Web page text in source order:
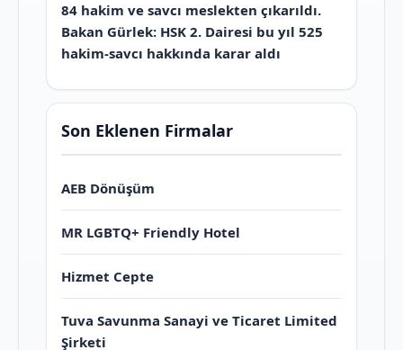
84 hakim ve savcı meslekten çıkarıldı.
Bakan Gürlek: HSK 2. Dairesi bu yıl 525
hakim-savcı hakkında karar aldı
Son Eklenen Firmalar
AEB Dönüşüm
MR LGBTQ+ Friendly Hotel
Hizmet Cepte
Tuva Savunma Sanayi ve Ticaret Limited
Şirketi